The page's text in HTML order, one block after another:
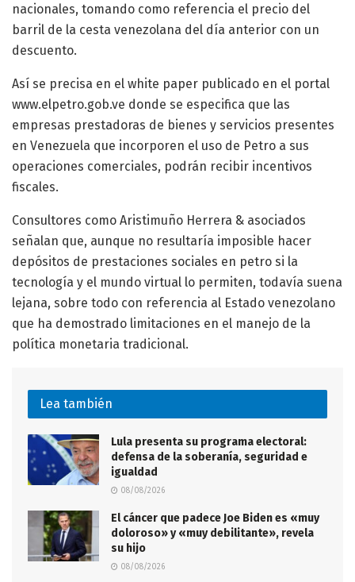
nacionales, tomando como referencia el precio del
barril de la cesta venezolana del día anterior con un
descuento.
Así se precisa en el white paper publicado en el portal
www.elpetro.gob.ve donde se especifica que las
empresas prestadoras de bienes y servicios presentes
en Venezuela que incorporen el uso de Petro a sus
operaciones comerciales, podrán recibir incentivos
fiscales.
Consultores como Aristimuño Herrera & asociados
señalan que, aunque no resultaría imposible hacer
depósitos de prestaciones sociales en petro si la
tecnología y el mundo virtual lo permiten, todavía suena
lejana, sobre todo con referencia al Estado venezolano
que ha demostrado limitaciones en el manejo de la
política monetaria tradicional.
Lea también
Lula presenta su programa electoral:
defensa de la soberanía, seguridad e
igualdad
08/08/2026
El cáncer que padece Joe Biden es «muy
doloroso» y «muy debilitante», revela
su hijo
08/08/2026